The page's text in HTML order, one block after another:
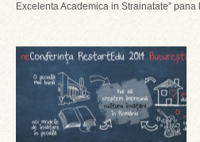
Excelenta Academica in Strainatate”